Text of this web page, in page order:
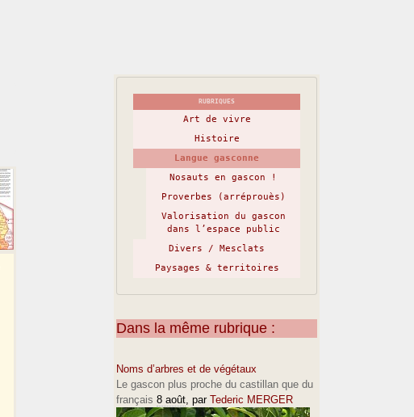
RUBRIQUES
Art de vivre
Histoire
Langue gasconne
Nosauts en gascon !
Proverbes (arréprouès)
Valorisation du gascon
dans l’espace public
Divers / Mesclats
Paysages & territoires
Dans la même rubrique :
Noms d’arbres et de végétaux
Le gascon plus proche du castillan que du
français 8 août, par Tederic MERGER